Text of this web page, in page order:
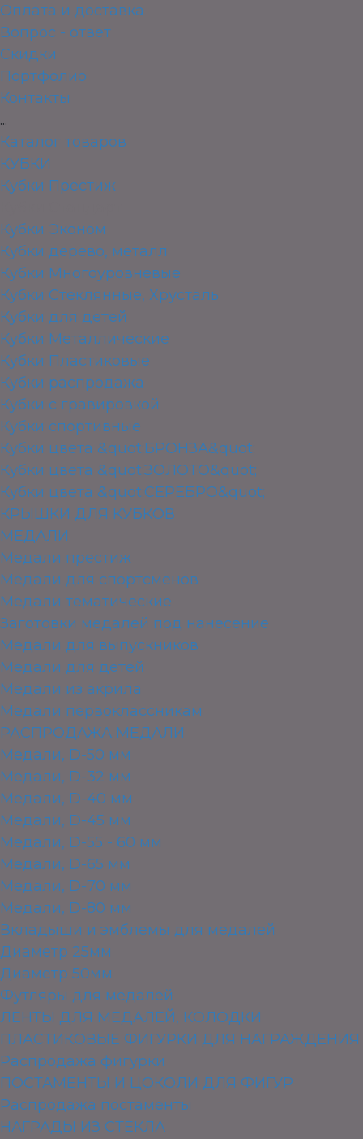
Оплата и доставка
Вопрос - ответ
Скидки
Портфолио
Контакты
...
Каталог товаров
КУБКИ
Кубки Престиж
Кубки Эконом
Кубки дерево, металл
Кубки Многоуровневые
Кубки Стеклянные, Хрусталь
Кубки для детей
Кубки Металлические
Кубки Пластиковые
Кубки распродажа
Кубки с гравировкой
Кубки спортивные
Кубки цвета &quot;БРОНЗА&quot;
Кубки цвета &quot;ЗОЛОТО&quot;
Кубки цвета &quot;СЕРЕБРО&quot;
КРЫШКИ ДЛЯ КУБКОВ
МЕДАЛИ
Медали престиж
Медали для спортсменов
Медали тематические
Заготовки медалей под нанесение
Медали для выпускников
Медали для детей
Медали из акрила
Медали первоклассникам
РАСПРОДАЖА МЕДАЛИ
Медали, D-50 мм
Медали, D-32 мм
Медали, D-40 мм
Медали, D-45 мм
Медали, D-55 - 60 мм
Медали, D-65 мм
Медали, D-70 мм
Медали, D-80 мм
Вкладыши и эмблемы для медалей
Диаметр 25мм
Диаметр 50мм
Футляры для медалей
ЛЕНТЫ ДЛЯ МЕДАЛЕЙ, КОЛОДКИ
ПЛАСТИКОВЫЕ ФИГУРКИ ДЛЯ НАГРАЖДЕНИЯ
Распродажа фигурки
ПОСТАМЕНТЫ И ЦОКОЛИ ДЛЯ ФИГУР
Распродажа постаменты
НАГРАДЫ ИЗ СТЕКЛА